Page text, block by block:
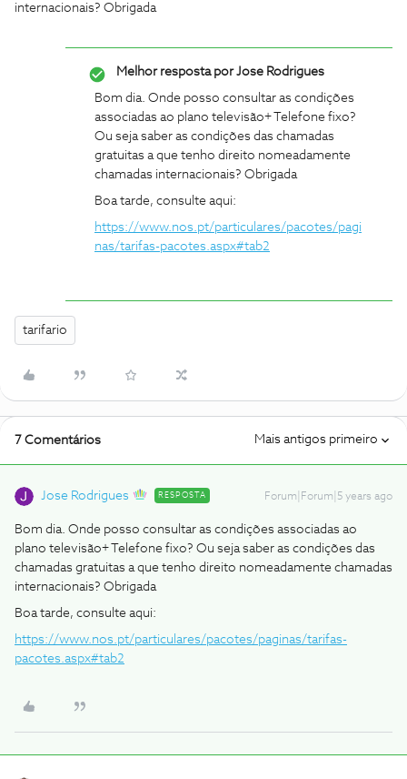
internacionais? Obrigada
Melhor resposta porJose Rodrigues
Bom dia. Onde posso consultar as condições
associadas ao plano televisão+ Telefone fixo?
Ou seja saber as condições das chamadas
gratuitas a que tenho direito nomeadamente
chamadas internacionais? Obrigada
Boa tarde, consulte aqui:
https://www.nos.pt/particulares/pacotes/pagi
nas/tarifas-pacotes.aspx#tab2
tarifario
7 Comentários Mais antigos primeiro
Jose Rodrigues RESPOSTA Forum|Forum|5 years ago
Bom dia. Onde posso consultar as condições associadas ao
plano televisão+ Telefone fixo? Ou seja saber as condições das
chamadas gratuitas a que tenho direito nomeadamente chamadas
internacionais? Obrigada
Boa tarde, consulte aqui:
https://www.nos.pt/particulares/pacotes/paginas/tarifas-
pacotes.aspx#tab2